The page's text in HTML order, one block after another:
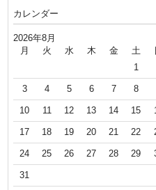
カレンダー
2026年8月
月 火 水 木 金 土
1
3 4 5 6 7 8
10 11 12 13 14 15
17 18 19 20 21 22
24 25 26 27 28 29
31